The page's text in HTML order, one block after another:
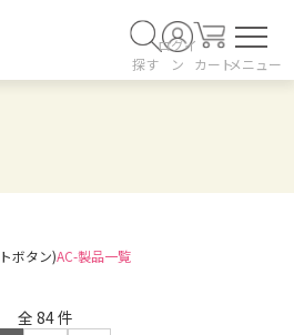
探す
ログイ
ン
カートメニュー
ボタン)AC-製品一覧
全 84件